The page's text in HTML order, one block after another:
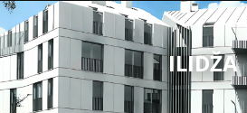
ILIDŽA